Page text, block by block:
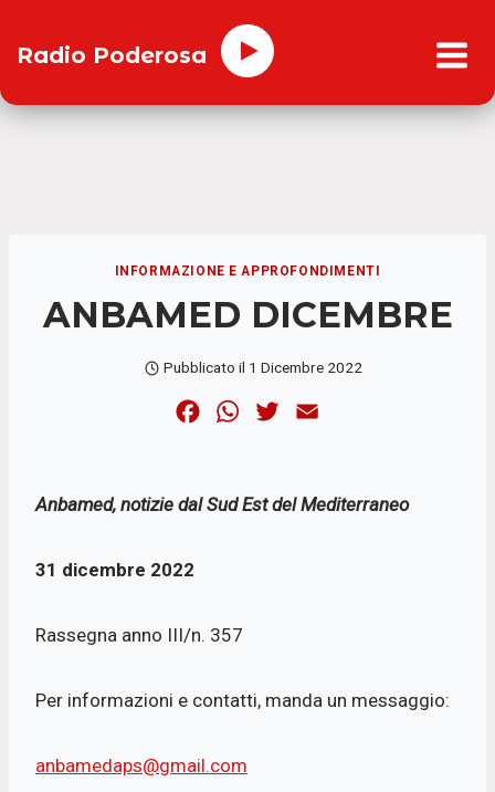
Radio Poderosa
INFORMAZIONE E APPROFONDIMENTI
ANBAMED DICEMBRE
Pubblicato il 1 Dicembre 2022
e
k
W
t
t
i
Anbamed, notizie dal Sud Est del Mediterraneo
31 dicembre 2022
Rassegna anno III/n. 357
Per informazioni e contatti, manda un messaggio:
anbamedaps@gmail.com